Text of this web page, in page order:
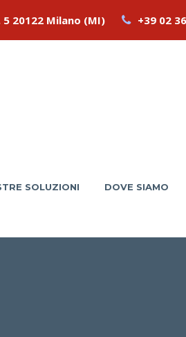
5 20122 Milano (MI) +39 02
SOLUZIONI DOVE SIAMO